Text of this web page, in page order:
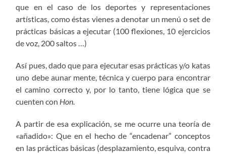
que en el caso de los deportes y representaciones
artísticas, como éstas vienes a denotar un menú o set de
prácticas básicas a ejecutar (100 flexiones, 10 ejercicios
de voz, 200 saltos …)
Así pues, dado que para ejecutar esas prácticas y/o katas
uno debe aunar mente, técnica y cuerpo para encontrar
el camino correcto y, por lo tanto, tiene lógica que se
cuenten con Hon
A partir de esa explicación, se me ocurre una teoría de
«añadido»: Que en el hecho de “encadenar” conceptos
en las prácticas básicas (desplazamiento, esquiva, contra